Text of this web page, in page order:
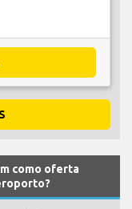
como oferta